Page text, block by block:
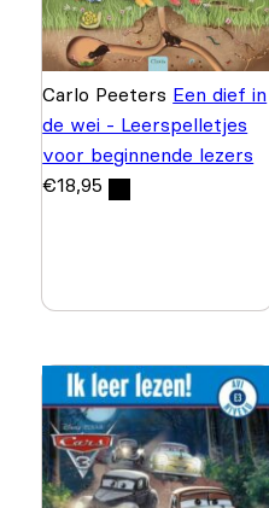
Carlo Peeters Een dief in
de wei - Leerspelletjes
voor beginnende lezers
€18,95